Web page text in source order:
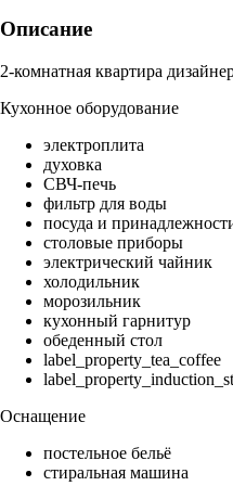
Описание
2-комнатная квартира
Кухонное оборудование
электроплита
духовка
СВЧ-печь
фильтр для воды
посуда и
столовые приборы
электрический чайник
холодильник
морозильник
кухонный гарнитур
обеденный стол
label_property_tea_coffee
Оснащение
постельное бельё
стиральная машина